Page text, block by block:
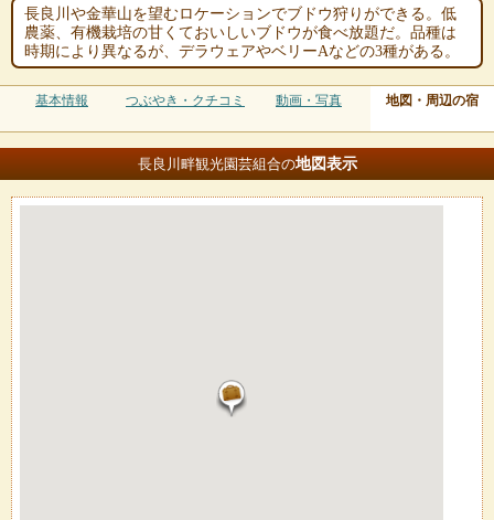
長良川や金華山を望むロケーションでブドウ狩りができる。低
農薬、有機栽培の甘くておいしいブドウが食べ放題だ。品種は
時期により異なるが、デラウェアやベリーAなどの3種がある。
基本情報 つぶやき・クチコミ 動画・写真 地図・周辺の宿
長良川畔観光園芸組合の地図表示